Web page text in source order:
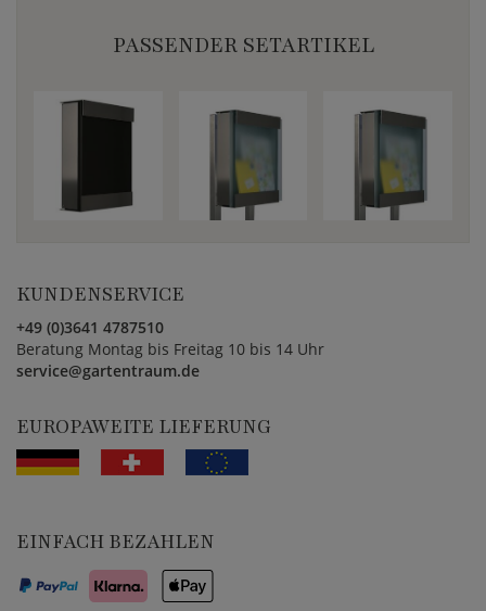
PASSENDER SETARTIKEL
KUNDENSERVICE
+49 (0)3641 4787510
Beratung Montag bis Freitag 10 bis 14 Uhr
service@gartentraum.de
EUROPAWEITE LIEFERUNG
EINFACH BEZAHLEN